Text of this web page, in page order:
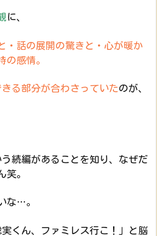
に、
・話の展開の驚きと・心が暖か
の感情。
る部分が合わさっていたのが、
続編があることを知り、なぜだ
笑。
な…。
くん、ファミレス行こ！」と脳